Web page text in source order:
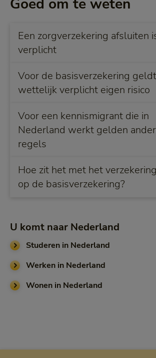
Goed om te weten
Een zorgverzekering afsluiten
verplicht
Voor de basisverzekering
wettelijk verplicht eigen risico
Voor een kennismigrant die in
Nederland werkt gelden
regels
Hoe zit het met het
op de basisverzekering?
U komt naar Nederland
Studeren in Nederland
Werken in Nederland
Wonen in Nederland